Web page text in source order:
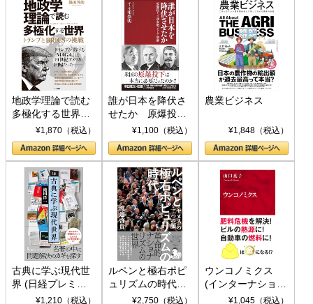
地政学理論で読む
多極化する世界：
トランプとBRICS
の挑戦
¥1,870（税込）
誰が日本を降伏さ
せたか 原爆投
下、ソ連参戦、そ
して聖断 (PHP新
書)
¥1,100（税込）
農業ビジネス
¥1,848（税込）
古典に学ぶ現代世
界 (日経プレミア
シリーズ)¥1,210（税込）
ルペンと極右ポピ
ュリズムの時代：
〈ヤヌス〉の二つ
¥2,750（税込）
ウンコノミクス
(インターナショナ
ル新書)¥1,045（税込）